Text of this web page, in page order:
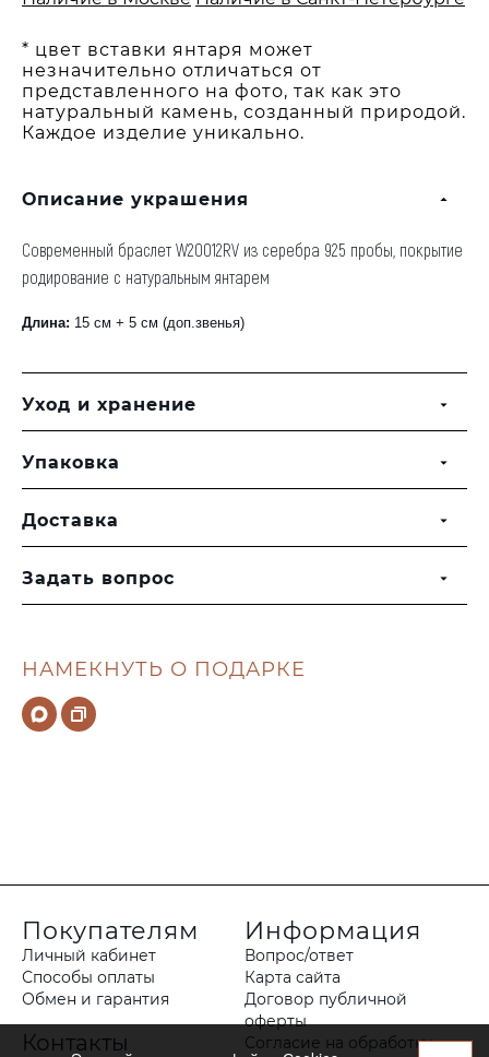
НАМЕКНУТЬ О ПОДАРКЕ
* цвет вставки янтаря может
незначительно отличаться от
представленного на фото, так как это
натуральный камень, созданный природой.
Каждое изделие уникально.
Описание украшения
Современный браслет W20012RV из серебра 925 пробы, покрытие
родирование с натуральным янтарем
Длина: 15 см + 5 см (доп.звенья)
Уход и хранение
Упаковка
Доставка
Задать вопрос
Покупателям
Личный кабинет
Способы оплаты
Обмен и гарантия
Контакты
Информация
Вопрос/ответ
Карта сайта
Договор публичной
оферты
Согласие на обработку